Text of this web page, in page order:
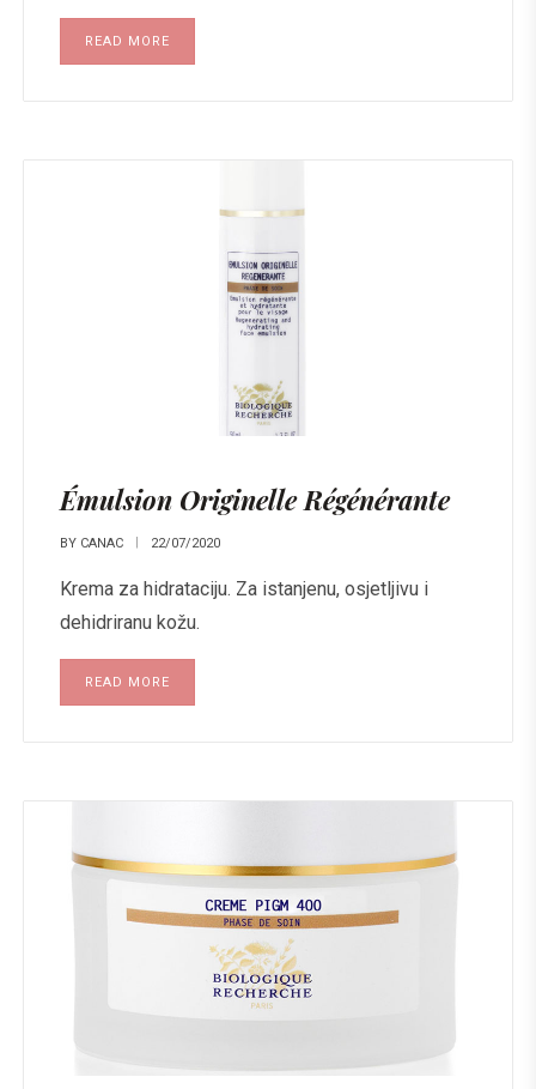
READ MORE
Émulsion Originelle Régénérante
BY CANAC 22/07/2020
Krema za hidrataciju. Za istanjenu, osjetljivu i
dehidriranu kožu.
READ MORE